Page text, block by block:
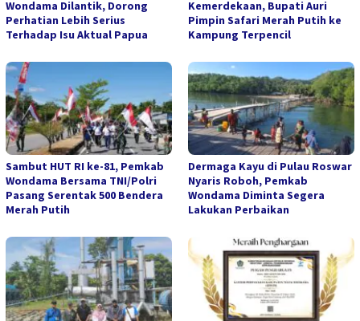
Wondama Dilantik, Dorong
Perhatian Lebih Serius
Terhadap Isu Aktual Papua
Kemerdekaan, Bupati Auri
Pimpin Safari Merah Putih ke
Kampung Terpencil
Sambut HUT RI ke-81, Pemkab
Wondama Bersama TNI/Polri
Pasang Serentak 500 Bendera
Merah Putih
Dermaga Kayu di Pulau Roswar
Nyaris Roboh, Pemkab
Wondama Diminta Segera
Lakukan Perbaikan